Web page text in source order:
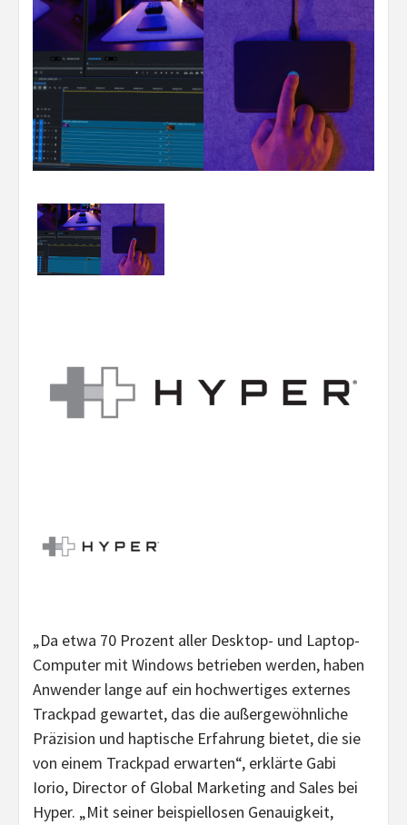
„Da etwa 70 Prozent aller Desktop- und Laptop-
Computer mit Windows betrieben werden, haben
Anwender lange auf ein hochwertiges externes
Trackpad gewartet, das die außergewöhnliche
Präzision und haptische Erfahrung bietet, die sie
von einem Trackpad erwarten“, erklärte Gabi
Iorio, Director of Global Marketing and Sales bei
Hyper. „Mit seiner beispiellosen Genauigkeit,